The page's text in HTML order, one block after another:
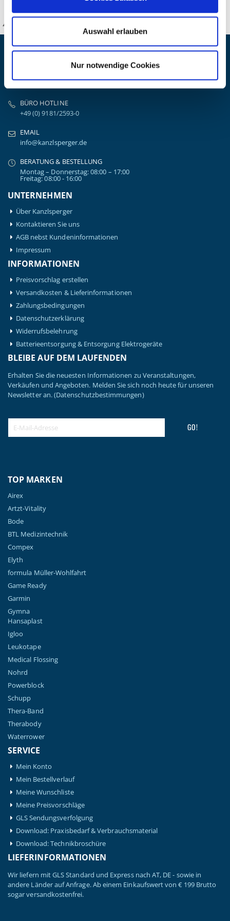
Auswahl erlauben
Nur notwendige Cookies
KANZLSPERGER GmbH
KONTAKTIEREN SIE UNS
Ziegelhöhe 8, Berngau, D-92361
BÜRO HOTLINE
+49 (0) 9181/2593-0
EMAIL
info@kanzlsperger.de
BERATUNG & BESTELLUNG
Montag – Donnerstag: 08:00 – 17:00
Freitag: 08:00 - 16:00
UNTERNEHMEN
Über Kanzlsperger
Kontaktieren Sie uns
AGB nebst Kundeninformationen
Impressum
INFORMATIONEN
Preisvorschlag erstellen
Versandkosten & Lieferinformationen
Zahlungsbedingungen
Datenschutzerklärung
Widerrufsbelehrung
Batterieentsorgung & Entsorgung Elektrogeräte
BLEIBE AUF DEM LAUFENDEN
Erhalten Sie die neuesten Informationen zu Veranstaltungen,
Verkäufen und Angeboten. Melden Sie sich noch heute für unseren
Newsletter an.(Datenschutzbestimmungen)
GO!
TOP MARKEN
Airex
Artzt-Vitality
Bode
BTL Medizintechnik
Compex
Elyth
formula Müller-Wohlfahrt
Game Ready
Garmin
Gymna
Hansaplast
Igloo
Leukotape
Medical Flossing
Nohrd
Powerblock
Schupp
Thera-Band
Therabody
Waterrower
SERVICE
Mein Konto
Mein Bestellverlauf
Meine Wunschliste
Meine Preisvorschläge
GLS Sendungsverfolgung
Download: Praxisbedarf & Verbrauchsmaterial
Download: Technikbroschüre
LIEFERINFORMATIONEN
Wir liefern mit GLS Standard und Express nach AT, DE - sowie in
andere Länder auf Anfrage. Ab einem Einkaufswert von € 199 Brutto
sogar versandkostenfrei.